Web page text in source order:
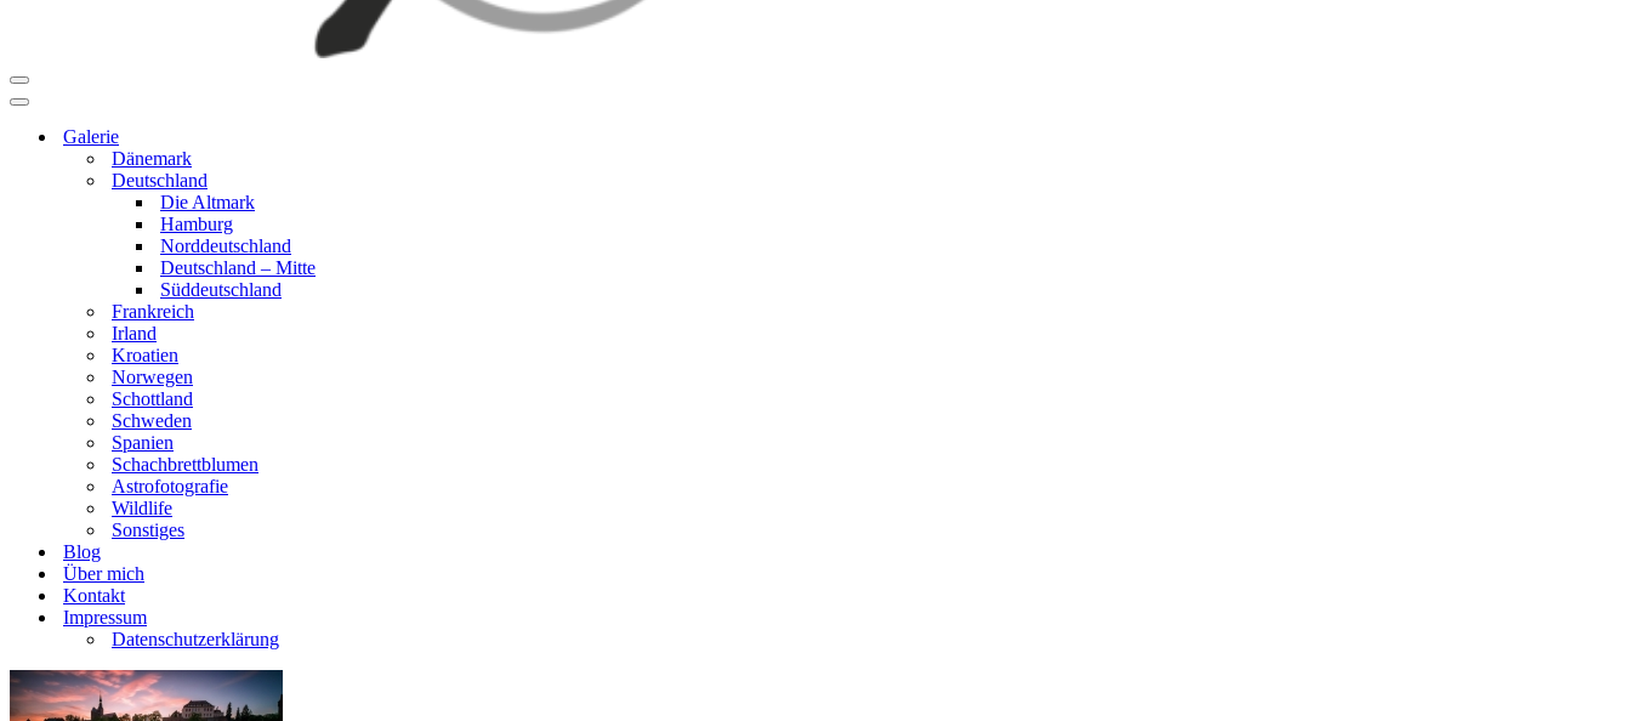
Navigationsmenü
Navigationsmenü
Galerie
Dänemark
Deutschland
Die Altmark
Hamburg
Norddeutschland
Deutschland – Mitte
Süddeutschland
Frankreich
Irland
Kroatien
Norwegen
Schottland
Schweden
Spanien
Schachbrettblumen
Astrofotografie
Wildlife
Sonstiges
Blog
Über mich
Kontakt
Impressum
Datenschutzerklärung